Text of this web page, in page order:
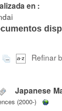
en :
Refinar
Japanese
(2000-)